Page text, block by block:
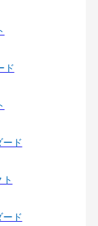
ド
ド
ド